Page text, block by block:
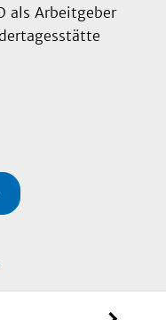
als Arbeitgeber